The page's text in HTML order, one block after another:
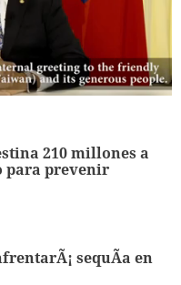
210 millones a
para prevenir
sequÃ­a en